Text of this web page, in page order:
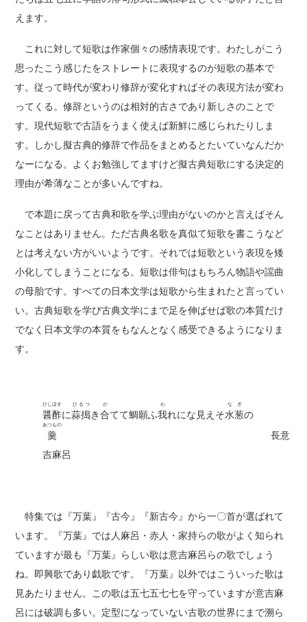
えます。
これに対して短歌は作家個々の感情表現です。わたしがこう
思ったこう感じたをストレートに表現するのが短歌の基本で
す。従って時代が変わり修辞が変化すればその表現方法が変わ
ってくる。修辞というのは相対的古さであり新しさのことで
す。現代短歌で古語をうまく使えば新鮮に感じられたりしま
す。しかし擬古典的修辞で作品をまとめるとたいていなんだか
なーになる。よくお勉強してますけど擬古典短歌にする決定的
理由が希薄なことが多いんですね。
で本題に戻って古典和歌を学ぶ理由がないのかと言えばそん
なことはありません。ただ古典名歌を真似て短歌を書こうなど
とは考えない方がいいようです。それでは短歌という表現を矮
小化してしまうことになる。短歌は俳句はもちろん物語や謡曲
の母胎です。すべての日本文学は短歌から生まれたと言ってい
い。古典短歌を学び古典文学にまで足を伸ばせば歌の本質だけ
でなく日本文学の本質をもなんとなく感受できるようになりま
す。
醤酢
ひしほす
に蒜搗
ひるつ
き合
か
てて鯛願ふ我
わ
れにな見えそ水葱
なぎ
の
羹
あつもの
長意
吉麻呂
特集では『万葉』『古今』『新古今』から一〇首が選ばれて
います。『万葉』では人麻呂・赤人・家持らの歌がよく知られ
ていますが最も『万葉』らしい歌は意吉麻呂らの歌でしょう
ね。即興歌であり戯歌です。『万葉』以外ではこういった歌は
見あたりません。この歌は五七五七七を守っていますが意吉麻
呂には破調も多い。定型になっていない古歌の世界にまで溯ら